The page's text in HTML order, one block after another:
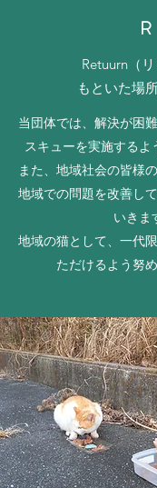
R
Retuurn（リ
もといた場
当団体では、解決が困
スキューを実施するよ
また、地域社会の皆様
地域での問題を改善し
いきま
地域の猫として、一代
ただけるよう努